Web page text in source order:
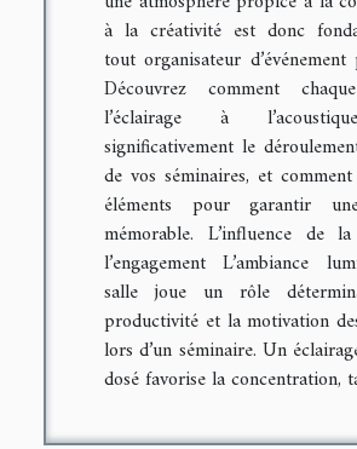
à la créativité est donc
tout organisateur d’événement
Découvrez comment
l’éclairage à
significativement le
de vos séminaires, et
éléments pour garantir
mémorable. L’influence de
l’engagement L’ambiance
salle joue un rôle
productivité et la motivation
lors d’un séminaire. Un
dosé favorise la concentration,